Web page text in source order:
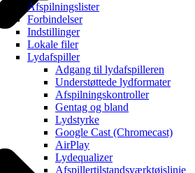
Afspilningslister
Forbindelser
Indstillinger
Lokale filer
Lydafspiller
Adgang til lydafspilleren
Understøttede lydformater
Afspilningskontroller
Gentag og bland
Lydstyrke
Google Cast (Chromecast)
AirPlay
Lydequalizer
Afspillertilstandsværktøjslinje